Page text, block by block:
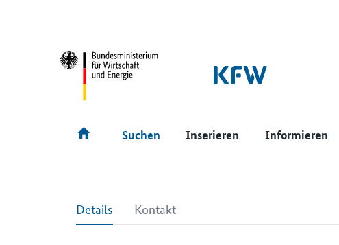
Suchen Inserieren Informieren
Details Kontakt